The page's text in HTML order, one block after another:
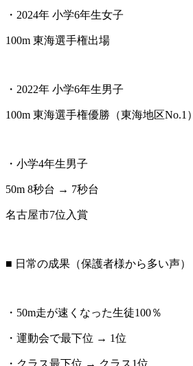
・2024年 小学6年生女子
100m 東海選手権出場
・2022年 小学6年生男子
100m 東海選手権優勝（東海地区No.1）
・小学4年生男子
50m 8秒台 → 7秒台
名古屋市7位入賞
■ 日常の成果（保護者様から多い声）
・50m走が速くなった生徒100％
・運動会で最下位 → 1位
・クラス最下位 → クラス1位